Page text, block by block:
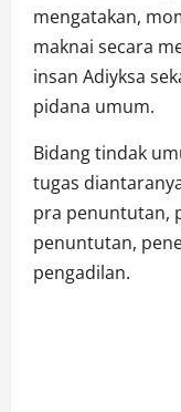
mengatakan,
maknai secara
insan Adiyksa
pidana umum.
Bidang tindak
tugas
pra penuntutan,
penuntutan,
pengadilan.